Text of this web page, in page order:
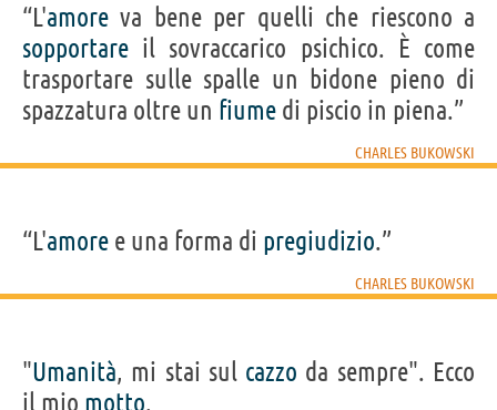
“L'amore va bene per quelli che riescono a
sopportare il sovraccarico psichico. È come
trasportare sulle spalle un bidone pieno di
spazzatura oltre un fiume di piscio in piena.”
CHARLES BUKOWSKI
“L'amore e una forma di pregiudizio.”
CHARLES BUKOWSKI
"Umanità, mi stai sul cazzo da sempre". Ecco
il mio motto.